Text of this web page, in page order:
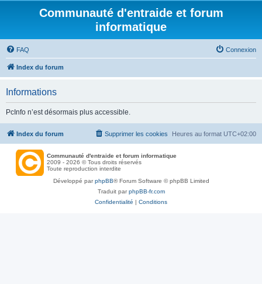
Communauté d'entraide et forum
informatique
FAQ Connexion
Index du forum
Informations
PcInfo n’est désormais plus accessible.
Index du forum Heures au format UTC+02:00
Supprimer les cookies
Communauté d'entraide et forum informatique
2009 - 2026 © Tous droits réservés
Toute reproduction interdite
Développé parphpBB® Forum Software © phpBB Limited
Traduit parphpBB-fr.com
Confidentialité | Conditions